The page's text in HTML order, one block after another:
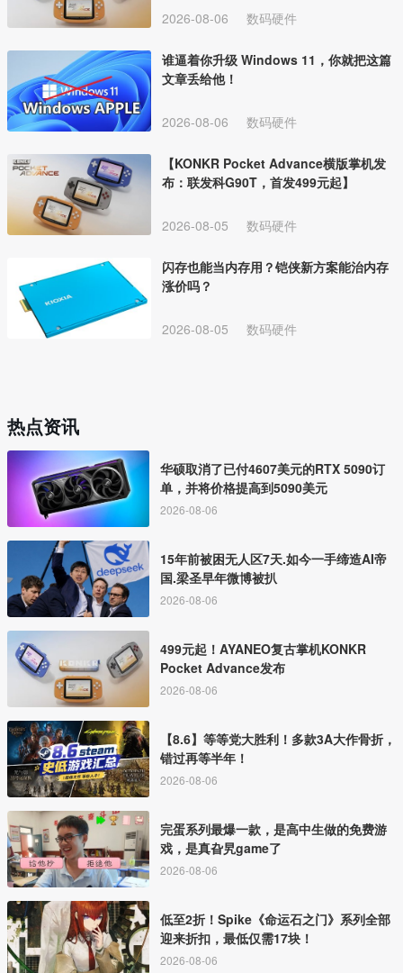
2026-08-06 数码硬件
谁逼着你升级 Windows 11，你就把这篇
文章丢给他！
2026-08-06 数码硬件
【KONKR Pocket Advance横版掌机发
布：联发科G90T，首发499元起】
2026-08-05 数码硬件
闪存也能当内存用？铠侠新方案能治内存
涨价吗？
2026-08-05 数码硬件
热点资讯
华硕取消了已付4607美元的RTX 5090订
单，并将价格提高到5090美元
2026-08-06
15年前被困无人区7天.如今一手缔造AI帝
国.梁圣早年微博被扒
2026-08-06
499元起！AYANEO复古掌机KONKR
Pocket Advance发布
2026-08-06
【8.6】等等党大胜利！多款3A大作骨折，
错过再等半年！
2026-08-06
完蛋系列最爆一款，是高中生做的免费游
戏，是真旮旯game了
2026-08-06
低至2折！Spike《命运石之门》系列全部
迎来折扣，最低仅需17块！
2026-08-06